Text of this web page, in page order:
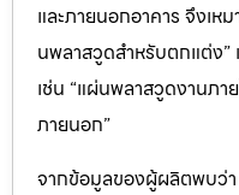
และภายนอกอาคาร จึงเห
นพลาสวูดสำหรับตกแต่ง”
เช่น “แผ่นพลาสวูดงานภา
ภายนอก”
จากข้อมูลของผู้ผลิตพบว่